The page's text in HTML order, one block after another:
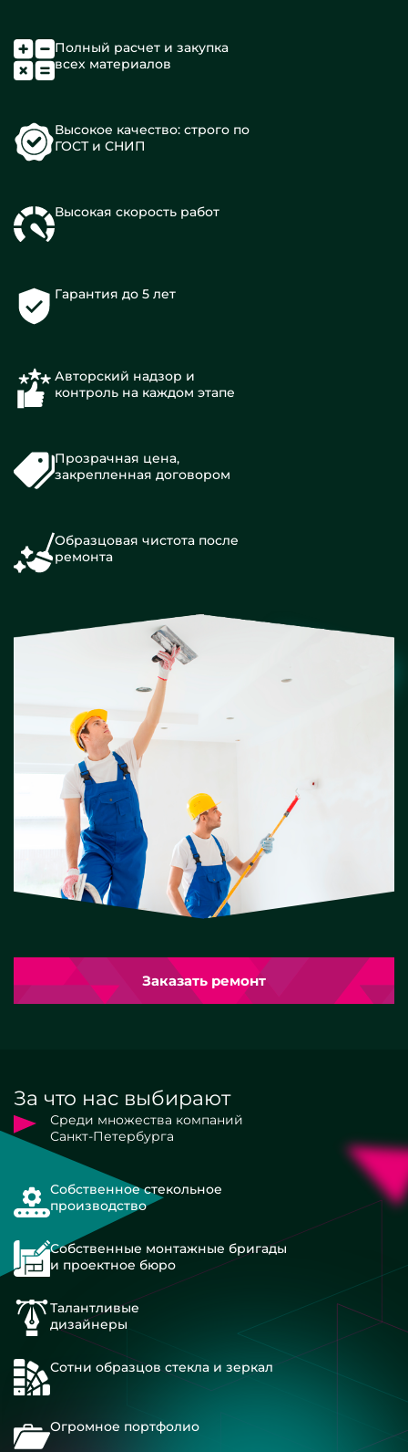
Полный расчет и закупка
всех материалов
Высокое качество: строго по
ГОСТ и СНИП
Высокая скорость работ
Гарантия до 5 лет
Авторский надзор и
контроль на каждом этапе
Прозрачная цена,
закрепленная договором
Образцовая чистота после
ремонта
Заказать ремонт
За что нас выбирают
Среди множества компаний
Санкт-Петербурга
Собственное стекольное
производство
Собственные монтажные бригады
и проектное бюро
Талантливые
дизайнеры
Сотни образцов стекла и зеркал
Огромное портфолио